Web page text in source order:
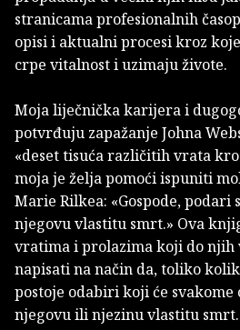
stranicama profesionalnih
opisi i aktualni procesi kroz
crpe vitalnost i uzimaju živote.
Moja liječnička karijera i
potvrđuju zapažanje Johna
«deset tisuća različitih vrata
moja je želja pomoći ispuniti
Marie Rilkea: «Gospode, podari
njegovu vlastitu smrt.» Ova
vratima i prolazima koji do njih
napisati na način da, toliko
postoje odabiri koji će svakome
njegovu ili njezinu vlastitu smrt.